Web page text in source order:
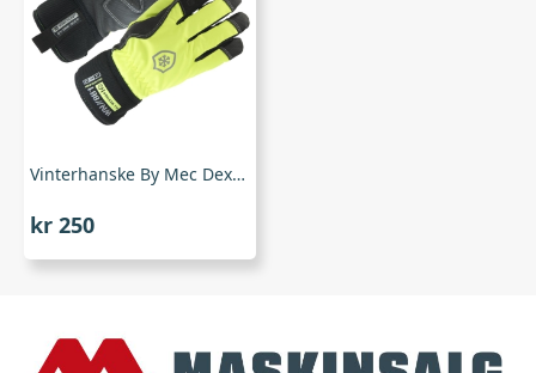
Vinterhanske By Mec Dex® WN861 str. 9, Workhand®
kr 250